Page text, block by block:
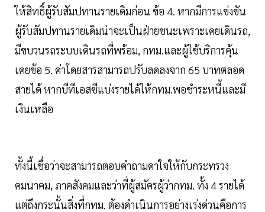
ให้สิทธิ์ผู้รับสัมปทานรายเดิมก่อน ข้อ 4. หากมีการแข่งขัน
ผู้รับสัมปทานรายเดิมน่าจะเป็นฝ่ายชนะเพราะเคยเดินรถ,
มีขบวนรถระบบเดินรถที่พร้อม, กทม.และผู้ใช้บริการคุ้น
เคยข้อ 5. ค่าโดยสารสามารถปรับลดลงจาก 65 บาทตลอด
สายได้ หากบีทีเอสซีแบ่งรายได้ให้กทม.พอชำระหนี้และมี
เงินเหลือ
ทั้งนี้เชื่อว่าจะสามารถตอบคำถามคาใจให้กับกระทรวง
คมนาคม, ภาคสังคมและว่าที่ผู้สมัครผู้ว่ากทม. ทั้ง 4 รายได้
แต่ถึงกระนั้นสิ่งที่กทม. ต้องดำเนินการอย่างเร่งด่วนคือการ